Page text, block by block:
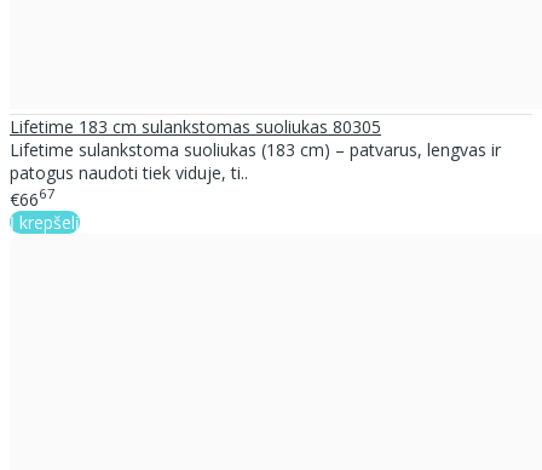
Lifetime 183 cm sulankstomas suoliukas 80305
Lifetime sulankstoma suoliukas (183 cm) – patvarus, lengvas ir
patogus naudoti tiek viduje, ti..
€6667
Į krepšelį